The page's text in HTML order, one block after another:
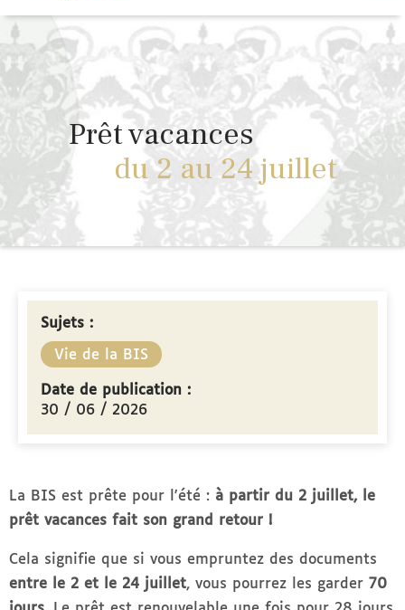
Prêt vacances
du 2 au 24 juillet
Sujets :
Vie de la BIS
Date de publication :
30 / 06 / 2026
La BIS est prête pour l'été : à partir du 2 juillet, le
prêt vacances fait son grand retour !
Cela signifie que si vous empruntez des documents
entre le 2 et le 24 juillet, vous pourrez les garder 70